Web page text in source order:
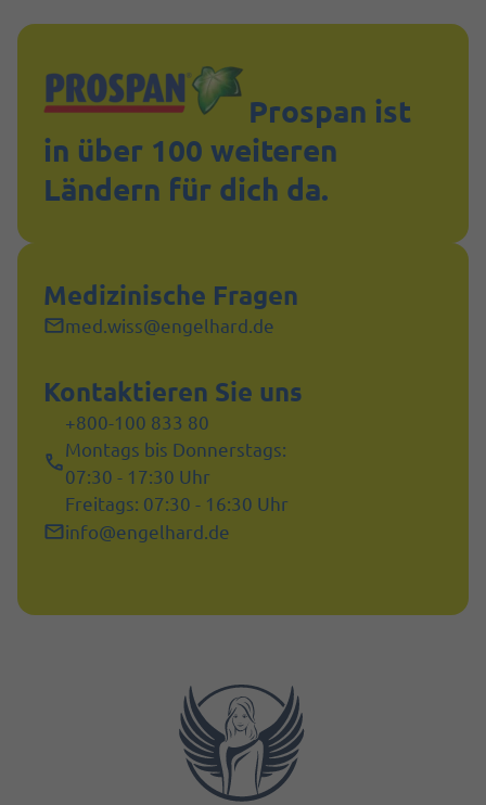
Prospan ist
in über 100 weiteren
Ländern für dich da.
Medizinische Fragen
med.wiss@engelhard.de
Kontaktieren Sie uns
+800-100 833 80
Montags bis Donnerstags:
07:30 - 17:30 Uhr
Freitags: 07:30 - 16:30 Uhr
info@engelhard.de